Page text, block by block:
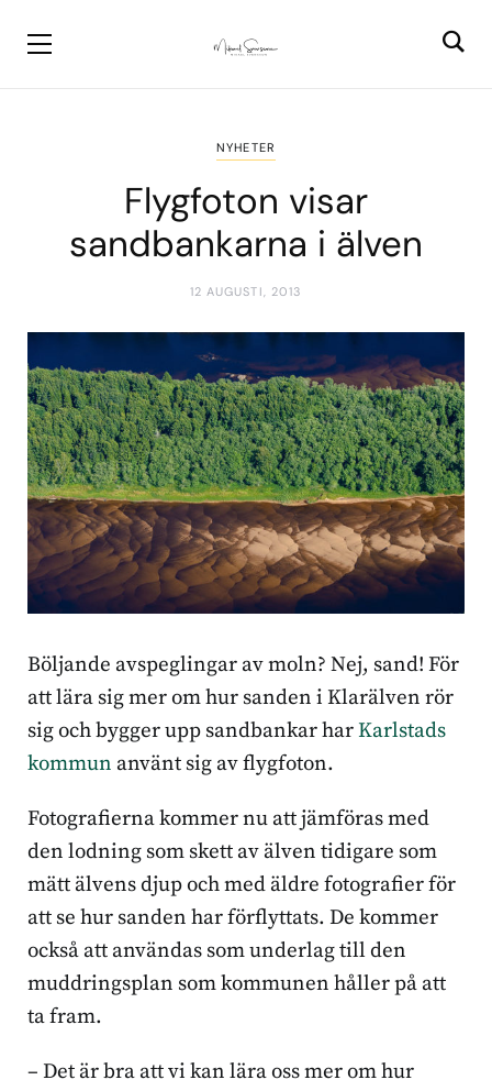
NYHETER
Flygfoton visar
sandbankarna i älven
12 AUGUSTI, 2013
Böljande avspeglingar av moln? Nej, sand! För
att lära sig mer om hur sanden i Klarälven rör
sig och bygger upp sandbankar harKarlstads
kommun använt sig av flygfoton.
Fotografierna kommer nu att jämföras med
den lodning som skett av älven tidigare som
mätt älvens djup och med äldre fotografier för
att se hur sanden har förflyttats. De kommer
också att användas som underlag till den
muddringsplan som kommunen håller på att
ta fram.
– Det är bra att vi kan lära oss mer om hur